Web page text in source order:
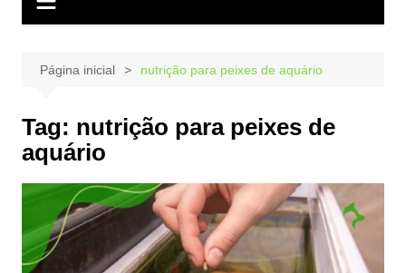
Página inicial nutrição para peixes de aquário
Tag: nutrição para peixes de
aquário